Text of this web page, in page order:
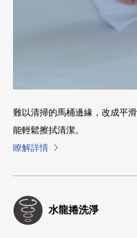
難以清掃的馬桶邊緣，改成平
能輕鬆擦拭清潔。
瞭解詳情
水龍捲洗淨